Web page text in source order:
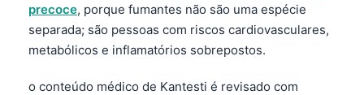
precoce, porque fumantes não são uma espécie
separada; são pessoas com riscos cardiovasculares,
metabólicos e inflamatórios sobrepostos.
o conteúdo médico de Kantesti é revisado com